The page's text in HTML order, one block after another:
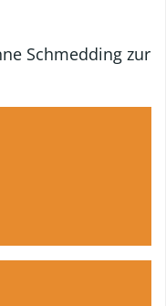
Schmedding zur